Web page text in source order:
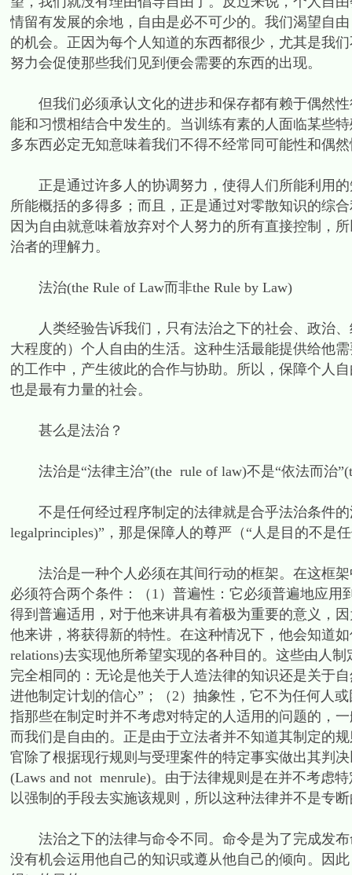
情留有发展的余地，自由是必不可少的。我们渴望自
的机会。正因为每个人知道的东西都很少，尤其是我
努力会促使那些我们见到便会需要的东西的出现。
但我们必须承认文化的进步和保存都有赖于偶然性
能和习惯相结合中发生的。当训练有素的人面临某些
多东西必定无知意味着我们不得不经常同可能性和偶
正是通过许多人的协调努力，使得人们所能利用的
所能概括的多得多；而且，正是通过对零散知识的综
因为自由就意味着放弃对个人努力的所有直接控制，
治者的理解力。
法治(the Rule of Law而非the Rule by Law)
人类经验告诉我们，只有法治之下的社会、政治、
大程度的）个人自由的生活。这种生活最能提供给他
的工作中，产生彼此的合作与协助。所以，保障个人
也是最有力量的社会。
甚么是法治？
法治是“法律主治”(the rule of law)不是“依法而治
不是任何经过程序制定的法律就是合乎法治条件的
legalprinciples)”，那是保障人的尊严（“人是目的不是
法治是一种个人必须在其间行动的框架。在这框架
必须符合两个条件：（1）普遍性：它必须普遍地应
得到普遍适用，对于他来讲具有着极为重要的意义，
他来讲，将获得新的特性。在这种情况下，他会知道如
relations)去实现他所希望实现的各种目的。这些由人
完全相同的：无论是他关于人造法律的知识还是关于
进他制定计划的信心”；（2）抽象性，它不为任何人
指那些在制定时并不考虑对特定的人适用的问题的，
而我们是自由的。正是由于立法者并不知道其制定的
官除了根据现行规则与受理案件的特定事实做出其判
(Laws and not menrule)。由于法律规则是在并不考虑
以强制的手段去实施该规则，所以这种法律并不是专断
法治之下的法律与命令不同。命令是为了完成发布
没有机会运用他自己的知识或遵从他自己的倾向。因